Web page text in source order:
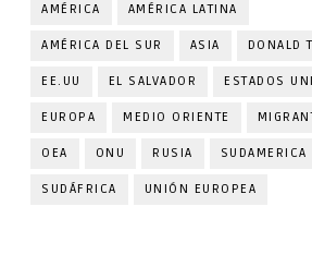
AMÉRICA AMÉRICA LATINA
AMÉRICA DEL SUR ASIA DONALD
EE.UU EL SALVADOR ESTADOS
EUROPA MEDIO ORIENTE
OEA ONU RUSIA SUDAMERICA
SUDÁFRICA UNIÓN EUROPEA